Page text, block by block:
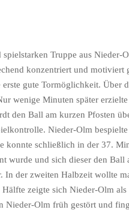
Truppe aus
konzentriert und
gute Tormöglichkeit. Über
wenige Minuten später
den Ball am kurzen Pfosten
Nieder-Olm
schließlich in der 37.
wurde und sich dieser den
In der zweiten Halbzeit wollte
zeigte sich Nieder-Olm
Nieder-Olm früh gestört und